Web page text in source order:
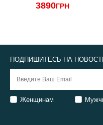
3890ГРН
ПОДПИШИТЕСЬ НА
Женщинам